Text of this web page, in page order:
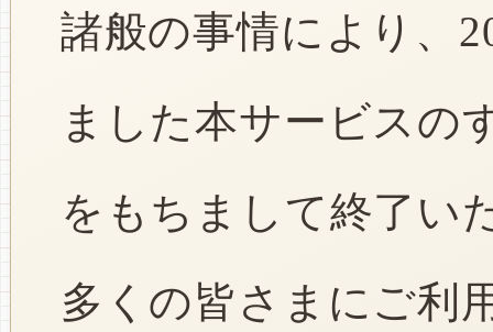
諸般の事情により、
ました本サービスの
をもちまして終了い
多くの皆さまにご利